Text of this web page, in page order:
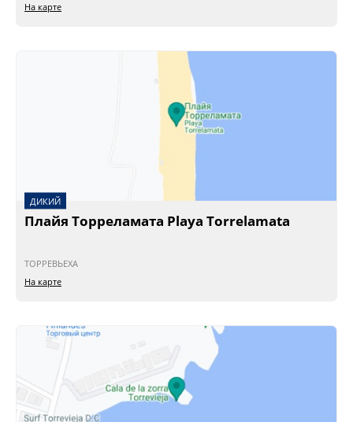
На карте
ДИКИЙ
Плайя Торреламата Playa Torrelamata
ТОРРЕВЬЕХА
На карте